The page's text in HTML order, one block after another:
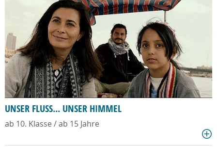
UNSER FLUSS... UNSER HIMMEL
ab 10. Klasse / ab 15 Jahre